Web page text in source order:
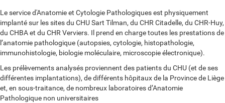
Le service d'Anatomie et Cytologie Pathologiques est physiquement
implanté sur les sites du CHU Sart Tilman, du CHR Citadelle, du CHR-Huy,
du CHBA et du CHR Verviers. Il prend en charge toutes les prestations de
l’anatomie pathologique (autopsies, cytologie, histopathologie,
immunohistologie, biologie moléculaire, microscopie électronique).
Les prélèvements analysés proviennent des patients du CHU (et de ses
différentes implantations), de différents hôpitaux de la Province de Liège
et, en sous-traitance, de nombreux laboratoires d’Anatomie
Pathologique non universitaires